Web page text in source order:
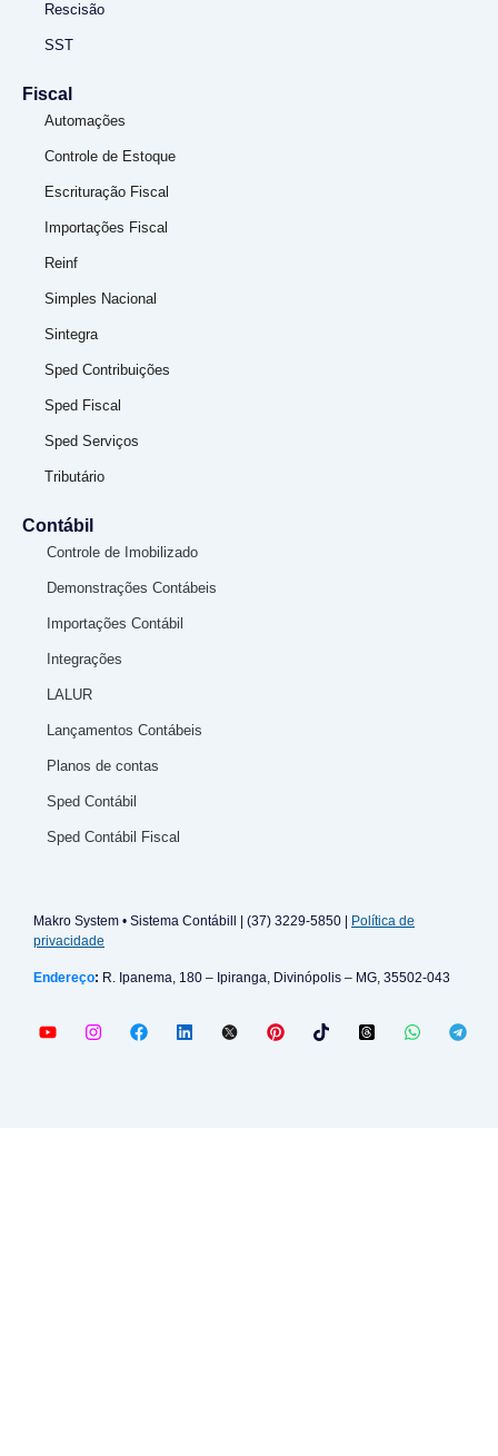
Rescisão
SST
Fiscal
Automações
Controle de Estoque
Escrituração Fiscal
Importações Fiscal
Reinf
Simples Nacional
Sintegra
Sped Contribuições
Sped Fiscal
Sped Serviços
Tributário
Contábil
Controle de Imobilizado
Demonstrações Contábeis
Importações Contábil
Integrações
LALUR
Lançamentos Contábeis
Planos de contas
Sped Contábil
Sped Contábil Fiscal
Makro System • Sistema Contábill | (37) 3229-5850 |
Política de
privacidade
Endereço: R. Ipanema, 180 – Ipiranga, Divinópolis – MG, 35502-043